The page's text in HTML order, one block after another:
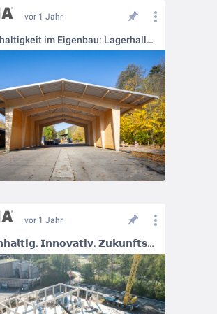
vor 1 Jahr
🌿 Nachhaltigkeit im Eigenbau: Lagerhalle der Zimmerei Kunzehaus!
vor 1 Jahr
🌿 𝗡𝗮𝗰𝗵𝗵𝗮𝗹𝘁𝗶𝗴. 𝗜𝗻𝗻𝗼𝘃𝗮𝘁𝗶𝘃. 𝗭𝘂𝗸𝘂𝗻𝗳𝘁𝘀𝗼𝗿𝗶𝗲𝗻𝘁𝗶𝗲𝗿𝘁. Wir bringen nachhaltige Lösungen in den Gewerbebau!